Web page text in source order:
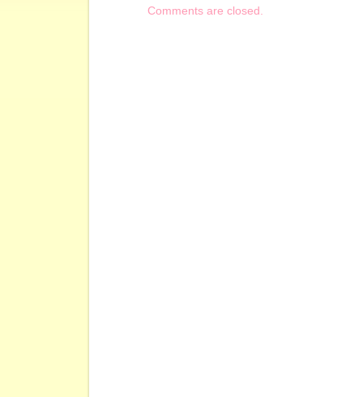
Comments are closed.